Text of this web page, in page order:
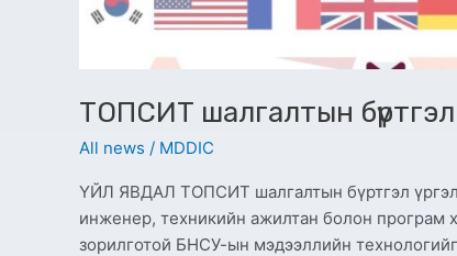
ТОПСИТ шалгалтын
All news / MDDIC
ҮЙЛ ЯВДАЛ ТОПСИТ шалгалтын бүртгэл
инженер, техникийн ажилтан болон програм
зорилготой БНСУ-ын мэдээллийн